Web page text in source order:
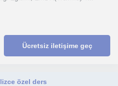
Ücretsiz iletişime geç
özel ders